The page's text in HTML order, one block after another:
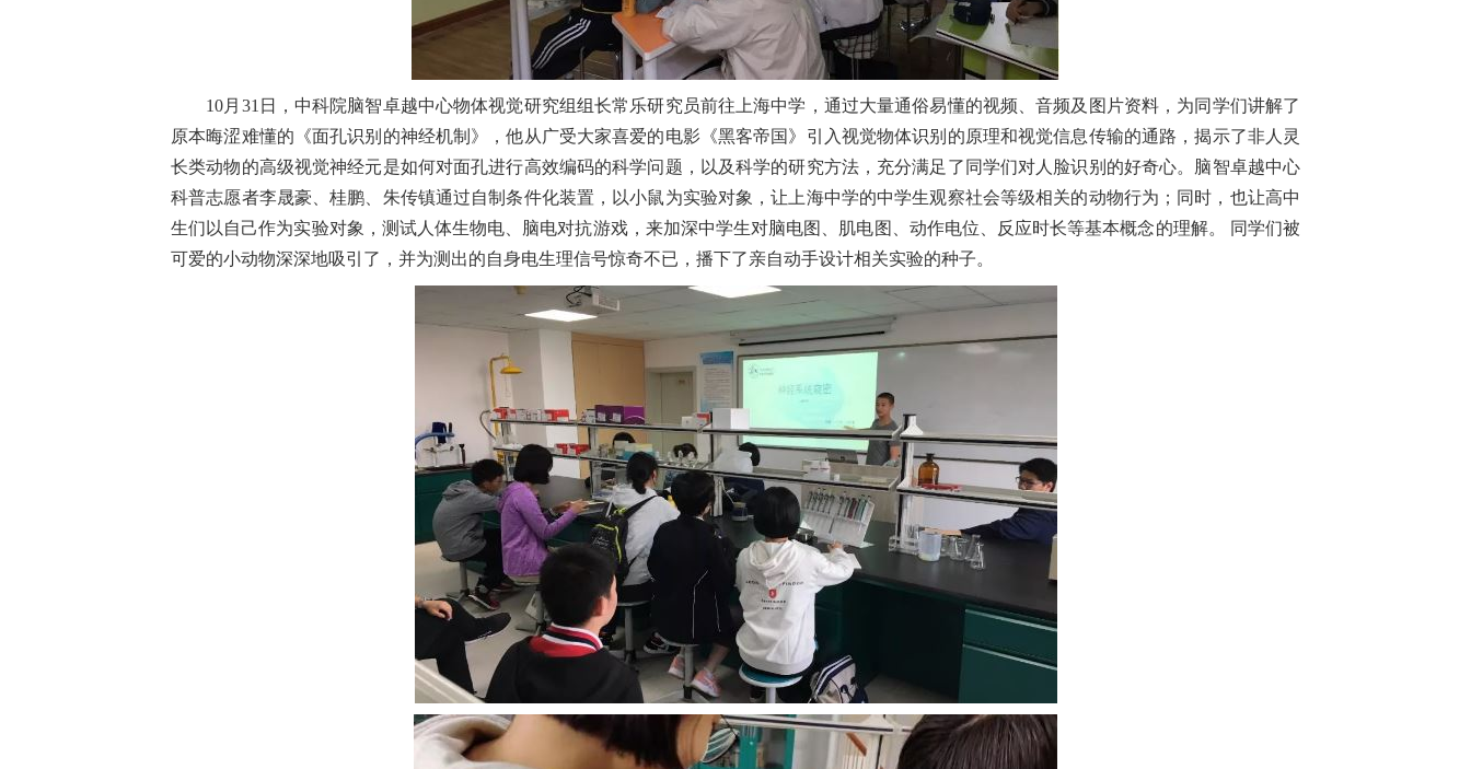
10月31日，中科院脑智卓越中心物体视觉研究组组长常乐研究员前往上海中学， 通过大量通俗易懂的视频、音频及图片资料，为同学们讲解了
原本晦涩难懂的《面孔识别的神经机制》，他从广受大家喜爱的电影《黑客帝国 》引入视觉物体识别的原理和视觉信息传输的通路，揭示了非人灵
长类动物的高级视觉神经元是如何对面孔进行高效编码的科学问题，以及科学的研究方法，充分满足了同学们对人脸识别的好奇心。 脑智卓越中心
科普志愿者李晟豪、桂鹏、朱传镇通过自制条件化装置，以小鼠为实验对象，让上海中学的中学生观察社会等级相关的动物行为；同时，也让高中
生们以自己作为实验对象，测试人体生物电、脑电对抗游戏，来加深中学生对脑电图、肌电图、动作电位、反应时长等基本概念的理解。 同学们被
可爱的小动物深深地吸引了，并为测出的自身电生理信号惊奇不已，播下了亲自动手设计相关实验的种子。